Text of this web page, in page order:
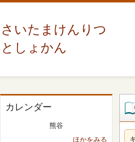
さいたまけんりつ
としょかん
カレンダー
熊谷
ほかをみる